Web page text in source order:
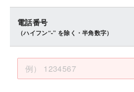
電話番号
（ハイフン“-” を除く・半角数字）